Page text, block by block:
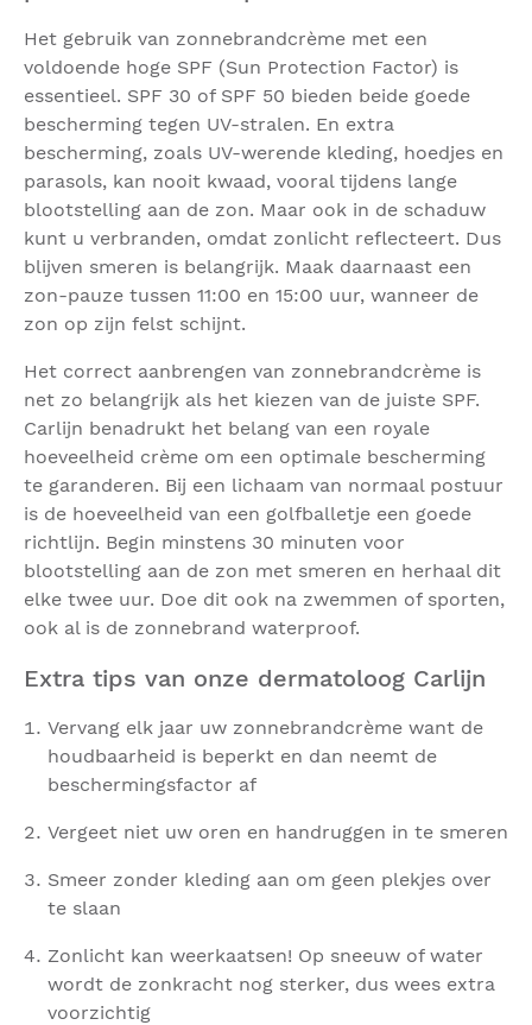
Het gebruik van zonnebrandcrème met een
voldoende hoge SPF (Sun Protection Factor) is
essentieel. SPF 30 of SPF 50 bieden beide goede
bescherming tegen UV-stralen. En extra
bescherming, zoals UV-werende kleding, hoedjes en
parasols, kan nooit kwaad, vooral tijdens lange
blootstelling aan de zon. Maar ook in de schaduw
kunt u verbranden, omdat zonlicht reflecteert. Dus
blijven smeren is belangrijk. Maak daarnaast een
zon-pauze tussen 11:00 en 15:00 uur, wanneer de
zon op zijn felst schijnt.
Het correct aanbrengen van zonnebrandcrème is
net zo belangrijk als het kiezen van de juiste SPF.
Carlijn benadrukt het belang van een royale
hoeveelheid crème om een optimale bescherming
te garanderen. Bij een lichaam van normaal postuur
is de hoeveelheid van een golfballetje een goede
richtlijn. Begin minstens 30 minuten voor
blootstelling aan de zon met smeren en herhaal dit
elke twee uur. Doe dit ook na zwemmen of sporten,
ook al is de zonnebrand waterproof.
Extra tips van onze dermatoloog Carlijn
Vervang elk jaar uw zonnebrandcrème want de
houdbaarheid is beperkt en dan neemt de
beschermingsfactor af
Vergeet niet uw oren en handruggen in te smeren
Smeer zonder kleding aan om geen plekjes over
te slaan
Zonlicht kan weerkaatsen! Op sneeuw of water
wordt de zonkracht nog sterker, dus wees extra
voorzichtig